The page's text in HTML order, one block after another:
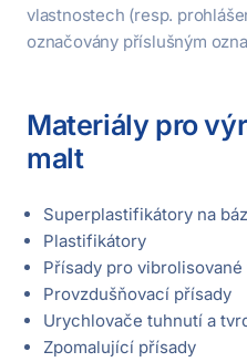
vlastnostech (resp.
označovány příslušným
Materiály pro
malt
Superplastifikátory na
Plastifikátory
Přísady pro
Provzdušňovací přísady
Urychlovače tuhnutí a
Zpomalující přísady